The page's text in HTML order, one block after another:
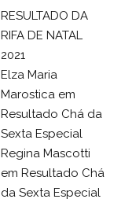
RESULTADO DA
RIFA DE NATAL
2021
Elza Maria
Marosticaem
Resultado Chá da
Sexta Especial
Regina Mascotti
em Resultado Chá
da Sexta Especial